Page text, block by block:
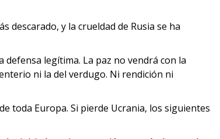
descarado, y la crueldad de Rusia se ha
defensa legítima. La paz no vendrá con la
ni la del verdugo. Ni rendición ni
toda Europa. Si pierde Ucrania, los siguientes